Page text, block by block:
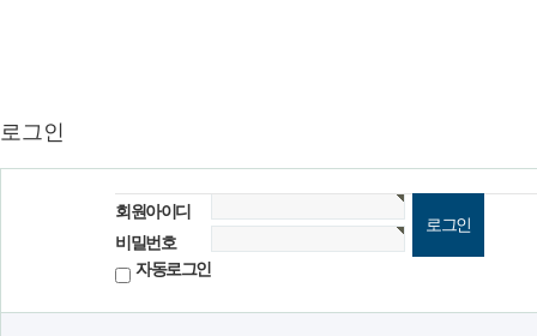
로그인
회원아이디
비밀번호
자동로그인